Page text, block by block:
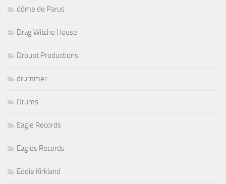
dôme de Parus
Drag Witche House
Drouot Productions
drummer
Drums
Eagle Records
Eagles Records
Eddie Kirkland